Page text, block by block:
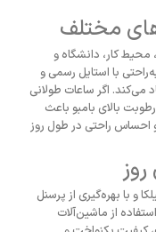
مختلف
محیط کار، دانشگاه و
با استایل رسمی و
اگر ساعات طولانی
بالای بامبو باعث
احساس راحتی در طول روز
با بهره‌گیری از پرسنل
از ماشین‌آلات